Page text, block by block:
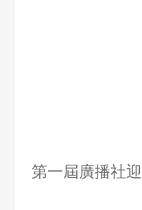
第一屆廣播社